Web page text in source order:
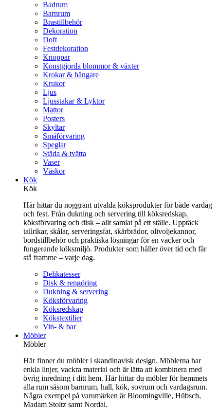
Badrum
Barnrum
Brastillbehör
Dekoration
Doft
Festdekoration
Knoppar
Konstgjorda blommor & växter
Krokar & hängare
Krukor
Ljus
Ljusstakar & Lyktor
Mattor
Posters
Skyltar
Småförvaring
Speglar
Städa & tvätta
Vaser
Väskor
Kök
Kök
Här hittar du noggrant utvalda köksprodukter för både vardag
och fest. Från dukning och servering till köksredskap,
köksförvaring och disk – allt samlat på ett ställe. Upptäck
tallrikar, skålar, serveringsfat, skärbrädor, olivoljekannor,
bordstillbehör och praktiska lösningar för en vacker och
fungerande köksmiljö. Produkter som håller över tid och får
stå framme – varje dag.
Delikatesser
Disk & rengöring
Dukning & servering
Köksförvaring
Köksredskap
Kökstextilier
Vin- & bar
Möbler
Möbler
Här finner du möbler i skandinavisk design. Möblerna har
enkla linjer, vackra material och är lätta att kombinera med
övrig inredning i ditt hem. Här hittar du möbler för hemmets
alla rum såsom barnrum, hall, kök, sovrum och vardagsrum.
Några exempel på varumärken är Bloomingville, Hübsch,
Madam Stoltz samt Nordal.